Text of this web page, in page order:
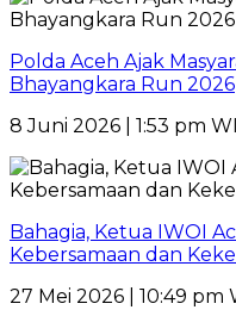
Polda Aceh Ajak
Bhayangkara Run 2026
8 Juni 2026 | 1:53 pm
Bahagia, Ketua IWOI
Kebersamaan dan
27 Mei 2026 | 10:49 pm